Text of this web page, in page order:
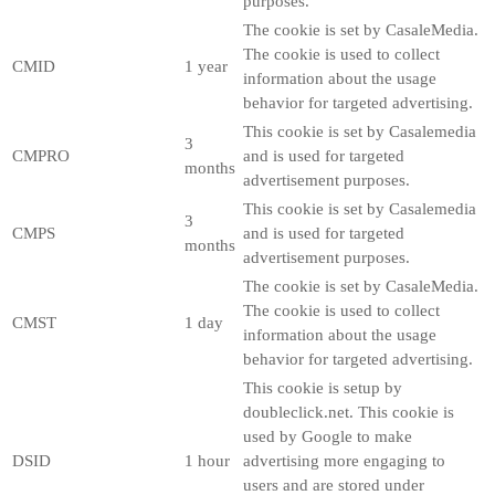
CMID 1 year
The cookie is set by CasaleMedia.
The cookie is used to collect
information about the usage
behavior for targeted advertising.
CMPRO
3
months
This cookie is set by Casalemedia
and is used for targeted
advertisement purposes.
CMPS
3
months
This cookie is set by Casalemedia
and is used for targeted
advertisement purposes.
CMST 1 day
The cookie is set by CasaleMedia.
The cookie is used to collect
information about the usage
behavior for targeted advertising.
DSID 1 hour
This cookie is setup by
doubleclick.net. This cookie is
used by Google to make
advertising more engaging to
users and are stored under